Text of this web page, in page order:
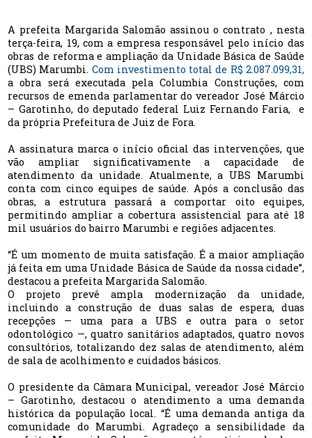
A prefeita Margarida Salomão assinou o contrato , nesta
terça-feira, 19, com a empresa responsável pelo início das
obras de reforma e ampliação da Unidade Básica de Saúde
(UBS) Marumbi. Com investimento total de R$ 2.087.099,31,
a obra será executada pela Columbia Construções, com
recursos de emenda parlamentar do vereador José Márcio
– Garotinho, do deputado federal Luiz Fernando Faria, e
da própria Prefeitura de Juiz de Fora.
A assinatura marca o início oficial das intervenções, que
vão ampliar significativamente a capacidade de
atendimento da unidade. Atualmente, a UBS Marumbi
conta com cinco equipes de saúde. Após a conclusão das
obras, a estrutura passará a comportar oito equipes,
permitindo ampliar a cobertura assistencial para até 18
mil usuários do bairro Marumbi e regiões adjacentes.
“É um momento de muita satisfação. É a maior ampliação
já feita em uma Unidade Básica de Saúde da nossa cidade”,
destacou a prefeita Margarida Salomão.
O projeto prevê ampla modernização da unidade,
incluindo a construção de duas salas de espera, duas
recepções — uma para a UBS e outra para o setor
odontológico —, quatro sanitários adaptados, quatro novos
consultórios, totalizando dez salas de atendimento, além
de sala de acolhimento e cuidados básicos.
O presidente da Câmara Municipal, vereador José Márcio
– Garotinho, destacou o atendimento a uma demanda
histórica da população local. “É uma demanda antiga da
comunidade do Marumbi. Agradeço a sensibilidade da